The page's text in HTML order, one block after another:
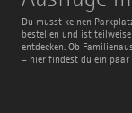
Du musst keinen
bestellen und ist
entdecken. Ob
– hier findest du ein paar
mit
Bus
und
Bahn